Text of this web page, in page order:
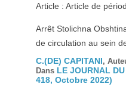
Article : Article de
Arrêt Stolichna
de circulation au sein
C.(DE) CAPITANI,
Dans LE JOURNAL
418, Octobre 2022)